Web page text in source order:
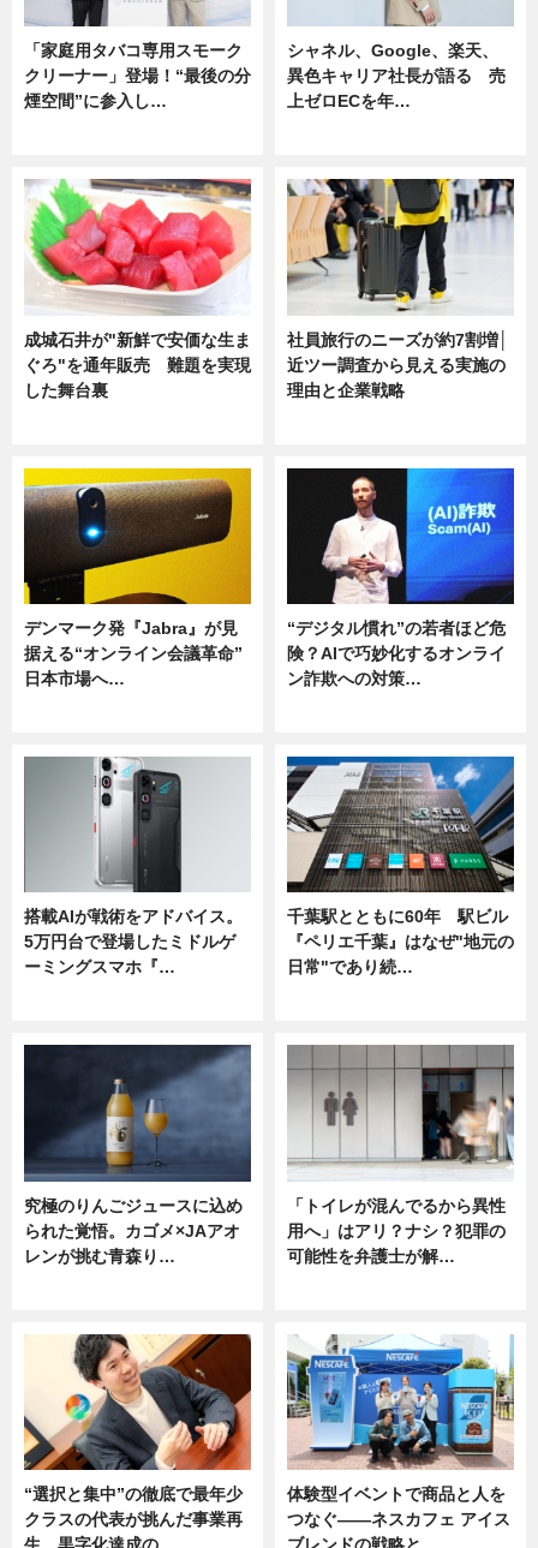
「家庭用タバコ専用スモーク
クリーナー」登場！“最後の分
煙空間”に参入し…
シャネル、Google、楽天、
異色キャリア社長が語る 売
上ゼロECを年…
成城石井が"新鮮で安価な生ま
ぐろ"を通年販売 難題を実現
した舞台裏
社員旅行のニーズが約7割増│
近ツー調査から見える実施の
理由と企業戦略
デンマーク発『Jabra』が見
据える“オンライン会議革命”
日本市場へ…
“デジタル慣れ”の若者ほど危
険？AIで巧妙化するオンライ
ン詐欺への対策…
搭載AIが戦術をアドバイス。
5万円台で登場したミドルゲ
ーミングスマホ『…
千葉駅とともに60年 駅ビル
『ペリエ千葉』はなぜ"地元の
日常"であり続…
究極のりんごジュースに込め
られた覚悟。カゴメ×JAアオ
レンが挑む青森り…
「トイレが混んでるから異性
用へ」はアリ？ナシ？犯罪の
可能性を弁護士が解…
“選択と集中”の徹底で最年少
クラスの代表が挑んだ事業再
体験型イベントで商品と人を
つなぐ――ネスカフェ アイス